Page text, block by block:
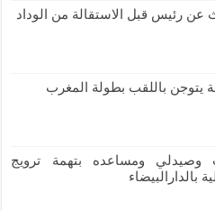
عن رئيس قبل الاستقالة من الوداد
يتوجن باللقب بطولة المغرب
ومساعده بتهمة ترويج
بالدارالبيضاء